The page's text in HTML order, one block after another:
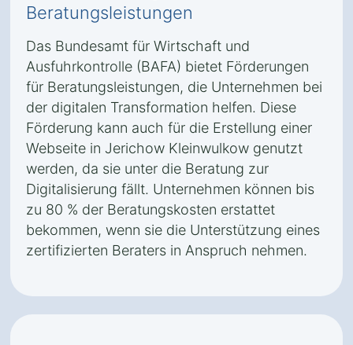
Beratungsleistungen
Das Bundesamt für Wirtschaft und
Ausfuhrkontrolle (BAFA) bietet Förderungen
für Beratungsleistungen, die Unternehmen bei
der digitalen Transformation helfen. Diese
Förderung kann auch für die Erstellung einer
Webseite in Jerichow Kleinwulkow genutzt
werden, da sie unter die Beratung zur
Digitalisierung fällt. Unternehmen können bis
zu 80 % der Beratungskosten erstattet
bekommen, wenn sie die Unterstützung eines
zertifizierten Beraters in Anspruch nehmen.